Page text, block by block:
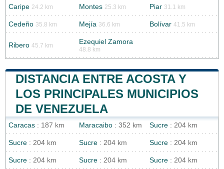
Caripe 24.2 km Montes 25.3 km Piar 31.1 km
Cedeño 35.8 km Mejía 36.6 km Bolívar 41.5 km
Ribero 45.7 km Ezequiel Zamora
48.8 km
DISTANCIA ENTRE ACOSTA Y
LOS PRINCIPALES MUNICIPIOS
DE VENEZUELA
Caracas : 187 km Maracaibo : 352 km Sucre : 204 km
Sucre : 204 km Sucre : 204 km Sucre : 204 km
Sucre : 204 km Sucre : 204 km Sucre : 204 km